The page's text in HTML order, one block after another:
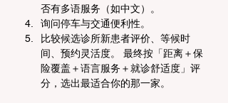
否有多语服务（如中文）。
询问停车与交通便利性。
比较候选诊所新患者评价、等候时
间、预约灵活度。 最终按「距离＋保
险覆盖＋语言服务＋就诊舒适度」评
分，选出最适合你的那一家。